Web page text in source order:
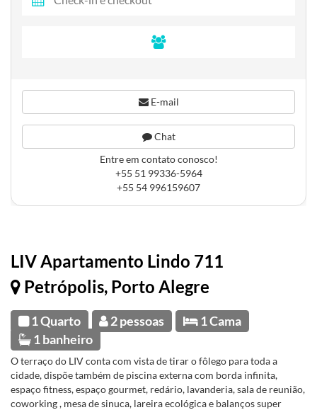
LIV Apartamento Lindo 711
Petrópolis, Porto Alegre
1 Quarto 2 pessoas
1 Cama
1 banheiro
O terraço do LIV conta com vista de tirar o fôlego para toda a
cidade, dispõe também de piscina externa com borda infinita,
espaço fitness, espaço gourmet, redário, lavanderia, sala de reunião,
coworking , mesa de sinuca, lareira ecológica e balanços super
E-mail
Chat
Entre em contato conosco!
+55 51 99336-5964
+55 54 996159607